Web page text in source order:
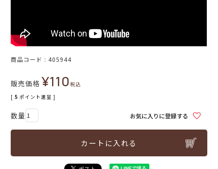
商品コード 405944
販売価格 ¥110税込
[ 5 ポイント進呈 ]
お気に入りに登録する
カートに入れる